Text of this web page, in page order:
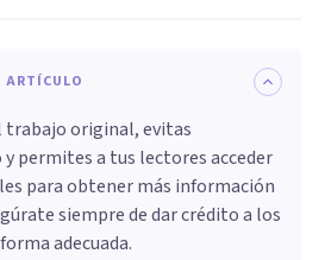
ARTÍCULO
trabajo original, evitas
permites a tus lectores acceder
para obtener más información
siempre de dar crédito a los
adecuada.